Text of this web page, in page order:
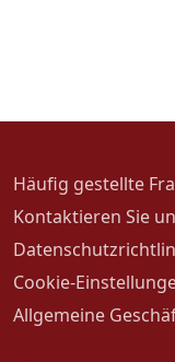
Häufig gestellte
Kontaktieren Sie
Cookie-
Allgemeine